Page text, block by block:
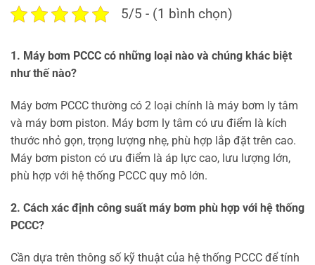
5/5 - (1 bình chọn)
1. Máy bơm PCCC có những loại nào và chúng khác biệt
như thế nào?
Máy bơm PCCC thường có 2 loại chính là máy bơm ly tâm
và máy bơm piston. Máy bơm ly tâm có ưu điểm là kích
thước nhỏ gọn, trọng lượng nhẹ, phù hợp lắp đặt trên cao.
Máy bơm piston có ưu điểm là áp lực cao, lưu lượng lớn,
phù hợp với hệ thống PCCC quy mô lớn.
2. Cách xác định công suất máy bơm phù hợp với hệ thống
PCCC?
Cần dựa trên thông số kỹ thuật của hệ thống PCCC để tính